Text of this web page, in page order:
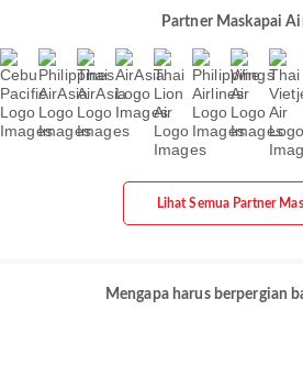
Partner Maskapai
Lihat Semua Partner
Mengapa harus berpergian